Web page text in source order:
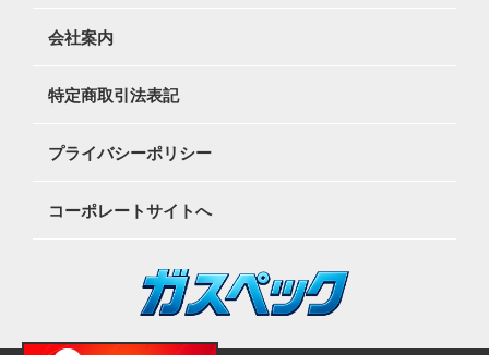
会社案内
特定商取引法表記
プライバシーポリシー
コーポレートサイトへ